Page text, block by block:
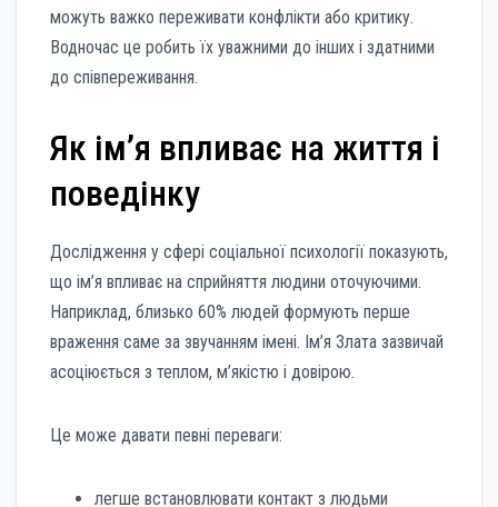
можуть важко переживати конфлікти або критику.
Водночас це робить їх уважними до інших і здатними
до співпереживання.
Як ім’я впливає на життя і
поведінку
Дослідження у сфері соціальної психології показують,
що ім’я впливає на сприйняття людини оточуючими.
Наприклад, близько 60% людей формують перше
враження саме за звучанням імені. Ім’я Злата зазвичай
асоціюється з теплом, м’якістю і довірою.
Це може давати певні переваги:
легше встановлювати контакт з людьми